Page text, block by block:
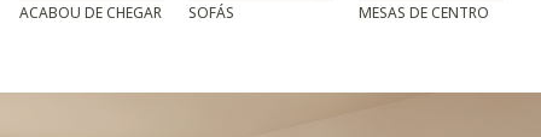
ACABOU DE CHEGAR SOFÁS MESAS DE CENTRO